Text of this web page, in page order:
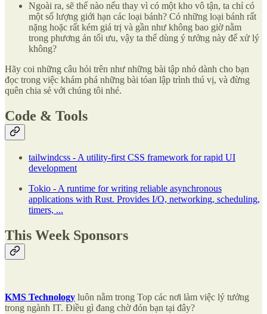
Ngoài ra, sẽ thế nào nếu thay vì có một kho vô tận, ta chỉ có
một số lượng giới hạn các loại bánh? Có những loại bánh rất
nặng hoặc rất kém giá trị và gần như không bao giờ nằm
trong phương án tối ưu, vậy ta thể dùng ý tưởng này để xử lý
không?
Hãy coi những câu hỏi trên như những bài tập nhỏ dành cho bạn
đọc trong việc khám phá những bài tóan lập trình thú vị, và đừng
quên chia sẻ với chúng tôi nhé.
Code & Tools
tailwindcss - A utility-first CSS framework for rapid UI
development
Tokio - A runtime for writing reliable asynchronous
applications with Rust. Provides I/O, networking, scheduling,
timers, ...
This Week Sponsors
KMS Technology luôn nằm trong Top các nơi làm việc lý tưởng
trong ngành IT. Điều gì đang chờ đón bạn tại đây?